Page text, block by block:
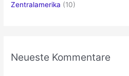
Zentralamerika (10)
Neueste Kommentare